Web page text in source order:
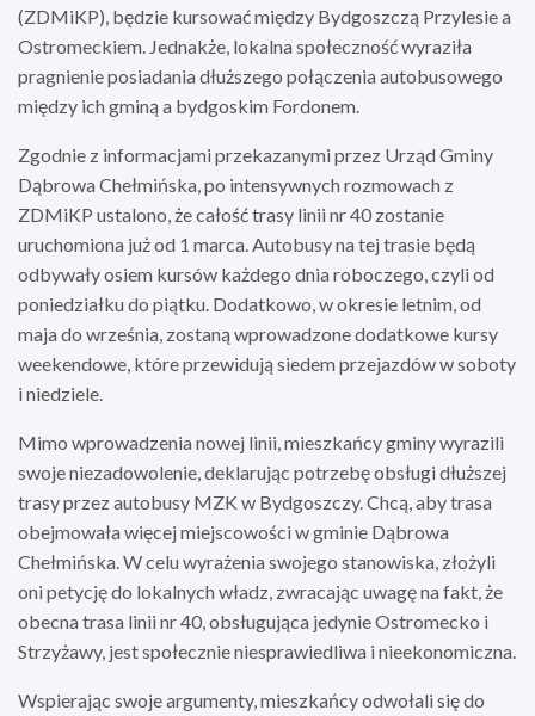
(ZDMiKP), będzie kursować między Bydgoszczą Przylesie a
Ostromeckiem. Jednakże, lokalna społeczność wyraziła
pragnienie posiadania dłuższego połączenia autobusowego
między ich gminą a bydgoskim Fordonem.
Zgodnie z informacjami przekazanymi przez Urząd Gminy
Dąbrowa Chełmińska, po intensywnych rozmowach z
ZDMiKP ustalono, że całość trasy linii nr 40 zostanie
uruchomiona już od 1 marca. Autobusy na tej trasie będą
odbywały osiem kursów każdego dnia roboczego, czyli od
poniedziałku do piątku. Dodatkowo, w okresie letnim, od
maja do września, zostaną wprowadzone dodatkowe kursy
weekendowe, które przewidują siedem przejazdów w soboty
i niedziele.
Mimo wprowadzenia nowej linii, mieszkańcy gminy wyrazili
swoje niezadowolenie, deklarując potrzebę obsługi dłuższej
trasy przez autobusy MZK w Bydgoszczy. Chcą, aby trasa
obejmowała więcej miejscowości w gminie Dąbrowa
Chełmińska. W celu wyrażenia swojego stanowiska, złożyli
oni petycję do lokalnych władz, zwracając uwagę na fakt, że
obecna trasa linii nr 40, obsługująca jedynie Ostromecko i
Strzyżawy, jest społecznie niesprawiedliwa i nieekonomiczna.
Wspierając swoje argumenty, mieszkańcy odwołali się do